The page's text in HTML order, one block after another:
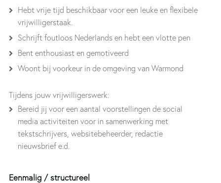
Hebt vrije tijd beschikbaar voor een leuke en flexibele
vrijwilligerstaak.
Schrijft foutloos Nederlands en hebt een vlotte pen
Bent enthousiast en gemotiveerd
Woont bij voorkeur in de omgeving van Warmond
Tijdens jouw vrijwilligerswerk:
Bereid jij voor een aantal voorstellingen de social
media activiteiten voor in samenwerking met
tekstschrijvers, websitebeheerder, redactie
nieuwsbrief e.d.
Eenmalig / structureel